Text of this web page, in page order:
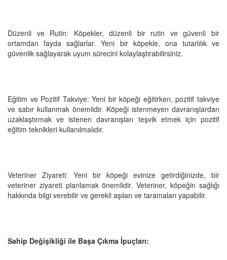
Düzenli ve Rutin: Köpekler, düzenli bir rutin ve güvenli bir
ortamdan fayda sağlarlar. Yeni bir köpekle, ona tutarlılık ve
güvenlik sağlayarak uyum sürecini kolaylaştırabilirsiniz.
Eğitim ve Pozitif Takviye: Yeni bir köpeği eğitirken, pozitif takviye
ve sabır kullanmak önemlidir. Köpeği istenmeyen davranışlardan
uzaklaştırmak ve istenen davranışları teşvik etmek için pozitif
eğitim teknikleri kullanılmalıdır.
Veteriner Ziyareti: Yeni bir köpeği evinize getirdiğinizde, bir
veteriner ziyareti planlamak önemlidir. Veteriner, köpeğin sağlığı
hakkında bilgi verebilir ve gerekli aşıları ve taramaları yapabilir.
Sahip Değişikliği ile Başa Çıkma İpuçları: